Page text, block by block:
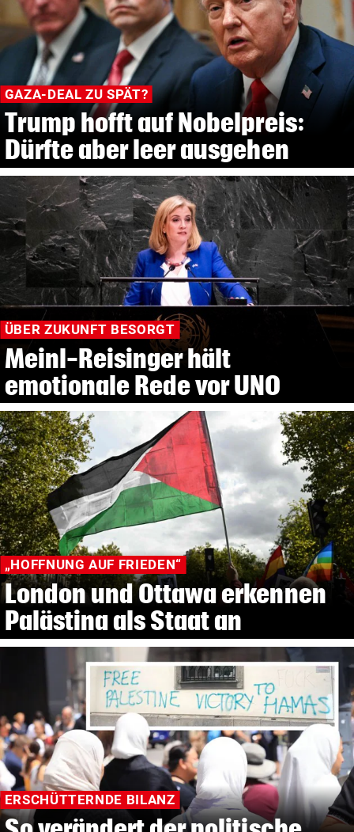
GAZA-DEAL ZU SPÄT?
Trump hofft auf Nobelpreis:
Dürfte aber leer ausgehen
ÜBER ZUKUNFT BESORGT
Meinl-Reisinger hält
emotionale Rede vor UNO
„HOFFNUNG AUF FRIEDEN“
London und Ottawa erkennen
Palästina als Staat an
ERSCHÜTTERNDE BILANZ